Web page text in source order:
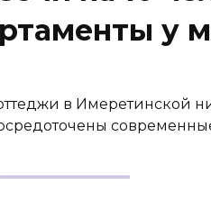
у
в Имеретинской